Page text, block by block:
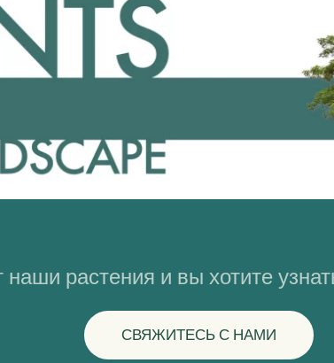
растения и вы хотите
СВЯЖИТЕСЬ С НАМИ